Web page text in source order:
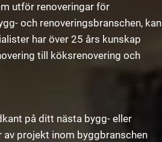
utför renoveringar för
och renoveringsbranschen, kan
har över 25 års kunskap
till köksrenovering och
på ditt nästa bygg- eller
projekt inom byggbranschen